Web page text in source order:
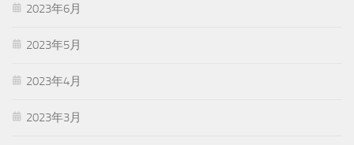
2023年6月
2023年5月
2023年4月
2023年3月